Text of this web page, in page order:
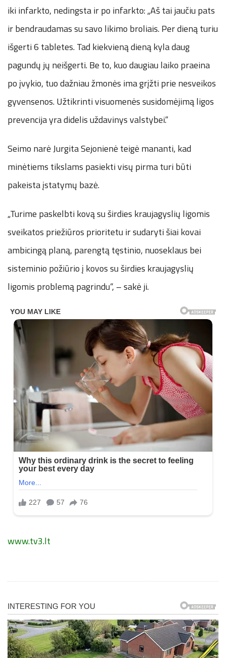
iki infarkto, nedingsta ir po infarkto: „Aš tai jaučiu pats
ir bendraudamas su savo likimo broliais. Per dieną turiu
išgerti 6 tabletes. Tad kiekvieną dieną kyla daug
pagundų jų neišgerti. Be to, kuo daugiau laiko praeina
po įvykio, tuo dažniau žmonės ima grįžti prie nesveikos
gyvensenos. Užtikrinti visuomenės susidomėjimą ligos
prevencija yra didelis uždavinys valstybei.“
Seimo narė Jurgita Sejonienė teigė mananti, kad
minėtiems tikslams pasiekti visų pirma turi būti
pakeista įstatymų bazė.
„Turime paskelbti kovą su širdies kraujagyslių ligomis
sveikatos priežiūros prioritetu ir sudaryti šiai kovai
ambicingą planą, parengtą tęstinio, nuoseklaus bei
sisteminio požiūrio į kovos su širdies kraujagyslių
ligomis problemą pagrindu“, – sakė ji.
www.tv3.lt